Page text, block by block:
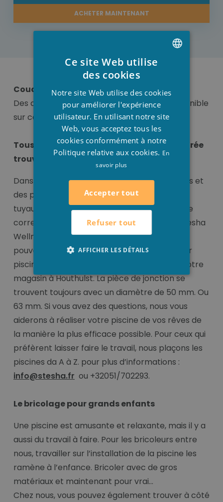
ACHETER MAINTENANT
Coude en pvc
Des courbes en PVC de 90° ou 45° sont disponible
sur cette page
Tous les raccords pour votre piscine intégrée
trouvez- vous ici !
Dans une piscine vous trouverez des raccords et
des pièces pour raccorder correctement les
tuyaux de la piscine. Tous les liens pour le faire
correctement peuvent être trouvés chez Stesha
Wellness pour un prix très compétitif. Vous
pouvez trouver nos connecteurs en PVC pour
piscine sur notre boutique en ligne ou dans notre
magasin à Houthulst. La pièce de jonction se
trouvent toujours avec un diamètre de 50 mm. Ou
63 mm. Si vous avez des questions, nous vous
aiderons à réaliser votre piscine de vos rêves de
la manière la plus efficace possible. Pour ceux qui
préfèrent laisser faire le travail, nous plaçons les
piscines da A à Z. pour plus d’informations :
info@stesha.fr ou +32051/702293.
Le bricolage pour grands enfants
Une piscine est amusante et relaxante, mais il y a
aussi du travail à faire. Pour les bricoleurs entre
nous, travailler sur l’installation de la piscine les
ramène à l’enfance. Bricoler avec de gros
matériaux et maintenant pour vrai…
Chez nous, vous pouvez également trouver à côté
ENGLISH
Ce site Web utilise
des cookies
Notre site Web utilise des cookies
pour améliorer l'expérience
utilisateur. En utilisant notre site
Web, vous acceptez tous les
cookies conformément à notre
Politique relative aux cookies. En
savoir plus
Accepter tout
Refuser tout
AFFICHER LES DÉTAILS